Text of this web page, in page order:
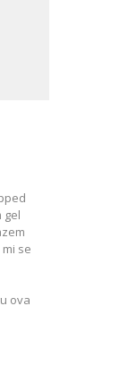
gel
se
ova